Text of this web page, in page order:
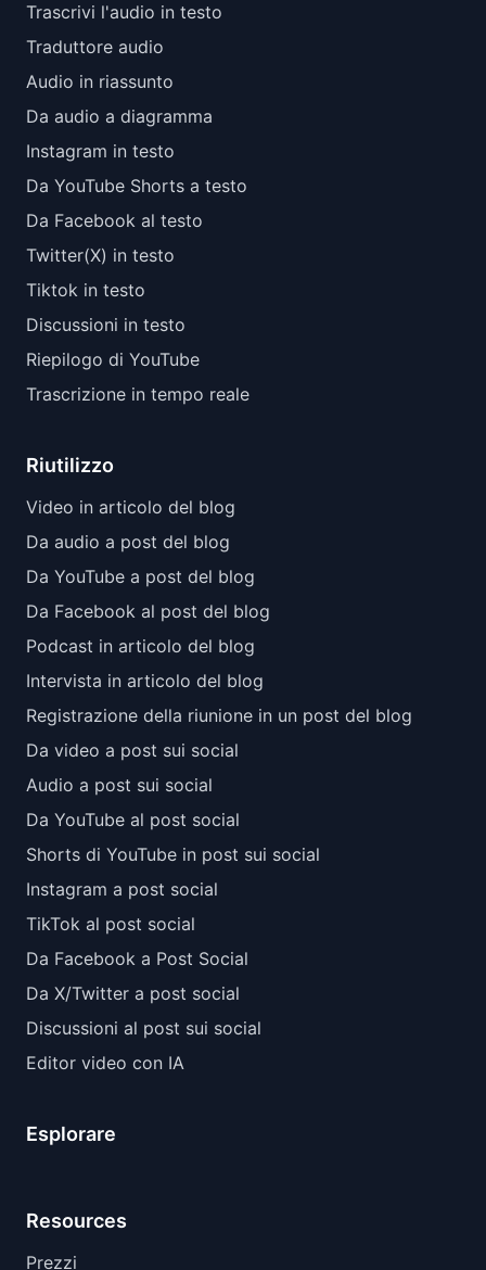
Trascrivi l'audio in testo
Traduttore audio
Audio in riassunto
Da audio a diagramma
Instagram in testo
Da YouTube Shorts a testo
Da Facebook al testo
Twitter(X) in testo
Tiktok in testo
Discussioni in testo
Riepilogo di YouTube
Trascrizione in tempo reale
Riutilizzo
Video in articolo del blog
Da audio a post del blog
Da YouTube a post del blog
Da Facebook al post del blog
Podcast in articolo del blog
Intervista in articolo del blog
Registrazione della riunione in un post del blog
Da video a post sui social
Audio a post sui social
Da YouTube al post social
Shorts di YouTube in post sui social
Instagram a post social
TikTok al post social
Da Facebook a Post Social
Da X/Twitter a post social
Discussioni al post sui social
Editor video con IA
Esplorare
Resources
Prezzi